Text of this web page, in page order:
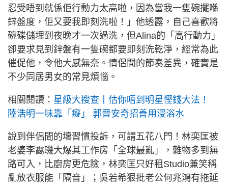
忍受唔到就係佢行動力太高啦，因為當我一隻碗擺喺
鋅盤度，佢又要我即刻洗啦！」他透露，自己喜歡將
碗碟儲埋到夜晚才一次過洗，但Alina的「高行動力」
卻要求見到鋅盤有一隻碗都要即刻洗乾淨，經常為此
催促他，令他大感無奈。情侶間的節奏差異，確實是
不少同居男女的常見煩惱。
相關閱讀： 星級大搜查丨估你唔到明星慳錢大法！
陸浩明一味靠「癡」 郭晉安奇招善用浸浴水
說到伴侶間的壞習慣投訴，可謂五花八門！林奕匡被
老婆李靄璣大爆其工作房「全球最亂」，雜物多到無
路可入，比廚房更危險，林奕匡只好租Studio兼笑稱
亂放衣服能「隔音」；吳若希狠批老公何兆鴻有拖延